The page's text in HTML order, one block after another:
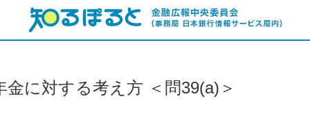
金に対する考え方 ＜問39(a)＞